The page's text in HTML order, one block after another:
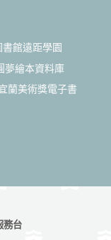
書館遠距學園
夢繪本資料庫
蘭美術獎電子書
務台